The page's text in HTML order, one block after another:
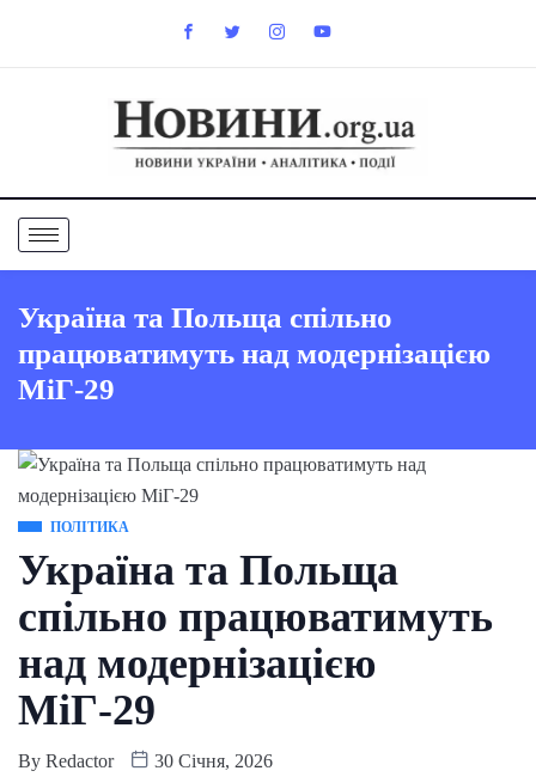
Україна та Польща спільно
працюватимуть над модернізацією
МіГ-29
ПОЛІТИКА
Україна та Польща
спільно працюватимуть
над модернізацією
МіГ-29
By Redactor 30 Січня, 2026